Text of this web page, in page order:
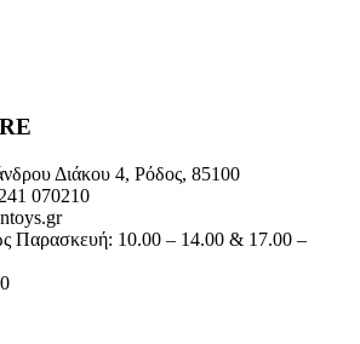
Διάκου 4, Ρόδος, 85100
070210
Παρασκευή: 10.00 – 14.00 & 17.00 –